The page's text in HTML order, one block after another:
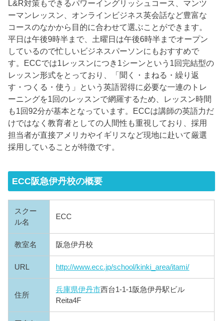
L&R対策もできるパワーイングリッシュコース、マンツ
ーマンレッスン、オンラインビジネス英会話など豊富な
コースのなかから目的に合わせて選ぶことができます。
平日は午後9時半まで、土曜日は午後6時半までオープン
しているので忙しいビジネスパーソンにもおすすめで
す。ECCでは1レッスンにつき1シーンという1回完結型の
レッスン形式をとっており、「聞く・まねる・繰り返
す・つくる・使う」という英語習得に必要な一連のトレ
ーニングを1回のレッスンで網羅するため、レッスン時間
も1回92分が基本となっています。ECCは講師の英語力だ
けではなく教育者としての人間性も重視しており、採用
担当者が直接アメリカやイギリスなど現地に赴いて厳選
採用していることが特徴です。
ECC阪急伊丹校の概要
スクー
ル名
ECC
教室名 阪急伊丹校
URL http://www.ecc.jp/school/kinki_area/itami/
住所
兵庫県伊丹市西台1-1-1阪急伊丹駅ビル
Reita4F